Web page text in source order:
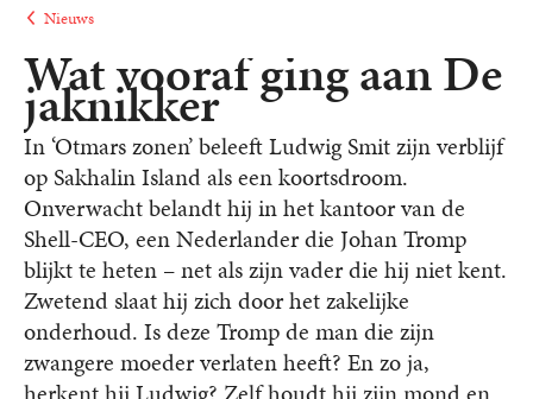
23:59
volgende
Veiligbetalen
Gratis
retourneren
en
uitgevers
Nieuws
Wat vooraf ging aan De
jaknikker
In ‘Otmars zonen’ beleeft Ludwig Smit zijn verblijf
op Sakhalin Island als een koortsdroom.
Onverwacht belandt hij in het kantoor van de
Shell-CEO, een Nederlander die Johan Tromp
blijkt te heten – net als zijn vader die hij niet kent.
Zwetend slaat hij zich door het zakelijke
onderhoud. Is deze Tromp de man die zijn
zwangere moeder verlaten heeft? En zo ja,